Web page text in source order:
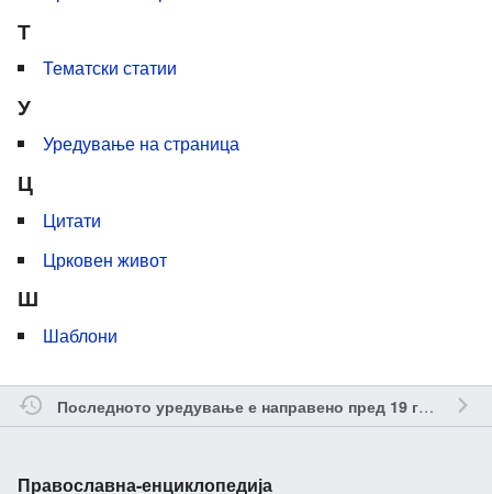
Т
Тематски статии
У
Уредување на страница
Ц
Цитати
Црковен живот
Ш
Шаблони
Последното уредување е направено пред 19 години од
Православна-енциклопедија